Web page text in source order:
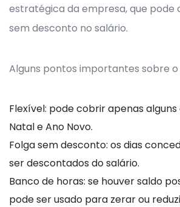
estratégica da empresa, que pode
sem desconto no salário.
Alguns pontos importantes sobre o
Flexível: pode cobrir apenas
Natal e Ano Novo.
Folga sem desconto: os dias
ser descontados do salário.
Banco de horas: se houver saldo
pode ser usado para zerar ou